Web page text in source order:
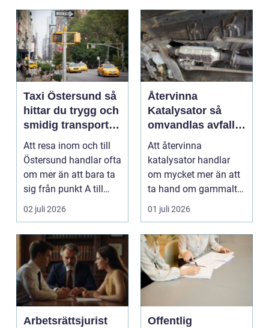
Taxi Östersund så
hittar du trygg och
smidig transport
året runt
Att resa inom och till
Östersund handlar ofta
om mer än att bara ta
sig från punkt A till
punkt B. M...
02 juli 2026
Återvinna
Katalysator så
omvandlas avfall
till värdefulla
resurser
Att återvinna
katalysator handlar
om mycket mer än att
ta hand om gammalt
skrot. I varje
katalysator...
01 juli 2026
Arbetsrättsjurist
Offentlig